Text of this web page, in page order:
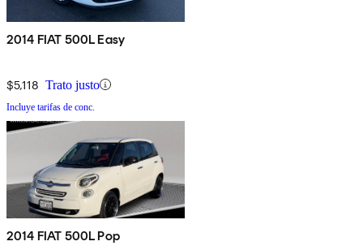
2014 FIAT 500L Easy
$5,118 Trato justo
Incluye tarifas de conc.
2014 FIAT 500L Pop